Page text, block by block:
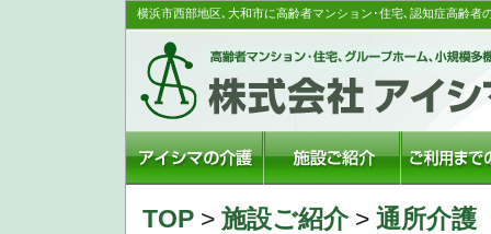
横浜市西部地区､大和市に高齢者マンション･住宅､認知症高齢
TOP > 施設ご紹介> 通所介護